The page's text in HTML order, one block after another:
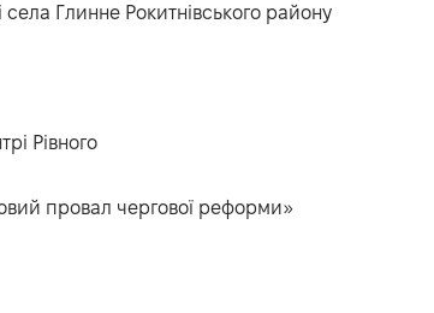
Глинне Рокитнівського району
Рівного
провал чергової реформи»